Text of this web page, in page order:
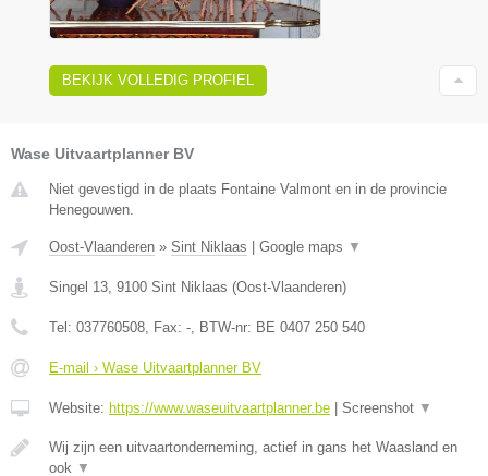
BEKIJK VOLLEDIG PROFIEL
Wase Uitvaartplanner BV
Niet gevestigd in de plaats Fontaine Valmont en in de provincie
Henegouwen.
Oost-Vlaanderen » Sint Niklaas Google maps ▼
Singel 13 9100 Sint Niklaas (Oost-Vlaanderen)
Tel: 037760508 , Fax: - , BTW-nr: BE 0407 250 540
E-mail › Wase Uitvaartplanner BV
Website: https://www.waseuitvaartplanner.be Screenshot ▼
Wij zijn een uitvaartonderneming, actief in gans het Waasland en
ook ▼